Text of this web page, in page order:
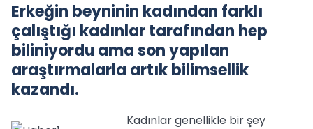
Erkeğin beyninin kadından farklı
çalıştığı kadınlar tarafından hep
biliniyordu ama son yapılan
araştırmalarla artık bilimsellik
kazandı.
Kadınlar genellikle bir şey